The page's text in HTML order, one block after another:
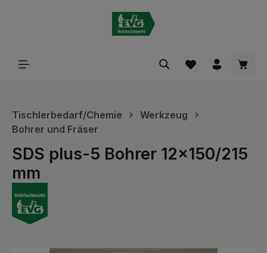
Tischlerbedarf/Chemie
Werkzeug
Bohrer und Fräser
SDS plus-5 Bohrer 12x150/215
mm